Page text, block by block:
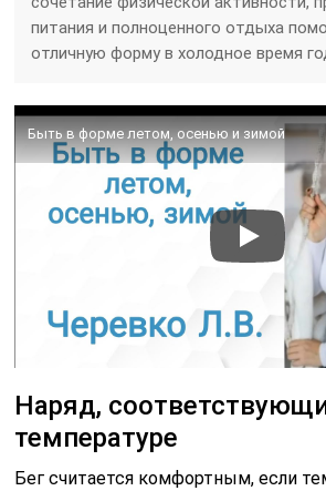
питания и полноценного отдыха
отличную форму в холодное время
Быть в форме летом, осенью и зимой
Наряд,
температуре
Бег считается комфортным, если